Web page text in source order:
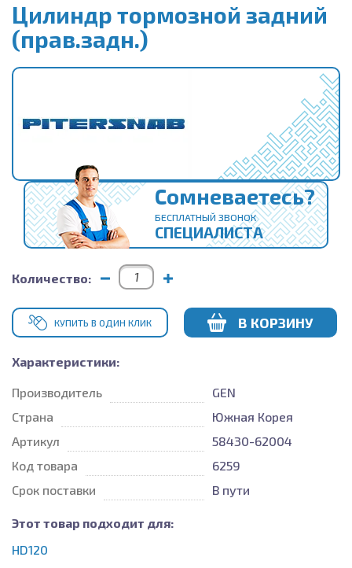
Цилиндр тормозной задний
(прав.задн.)
Сомневаетесь?
БЕСПЛАТНЫЙ ЗВОНОК
СПЕЦИАЛИСТА
Количество:
КУПИТЬ В ОДИН КЛИК В КОРЗИНУ
Характеристики:
Производитель
GEN
Страна
Южная Корея
Артикул
58430-62004
Код товара
6259
Срок поставки
В пути
Этот товар подходит для:
HD120